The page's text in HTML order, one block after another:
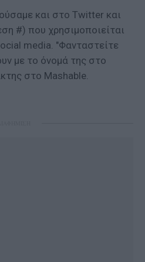
και στο Τwitter και
#) που χρησιμοποιείται
media. "Φανταστείτε
με το όνομά της στο
στο Μashable.